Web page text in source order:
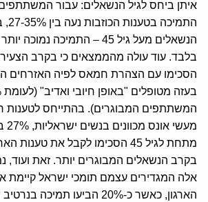
הסכימו עם הצהרת חמאס לפיה האזרחים
המשתתפים המבוגרים). בהתייחס לטענות
בקרב הנשאלים המבוגרים יותר. זאת ועוד,
אלה המגדירים עצמם תומכי ישראל קיימת
הארגון, כאשר כ-20% הביעו תמיכה בנרטיב שלהם.